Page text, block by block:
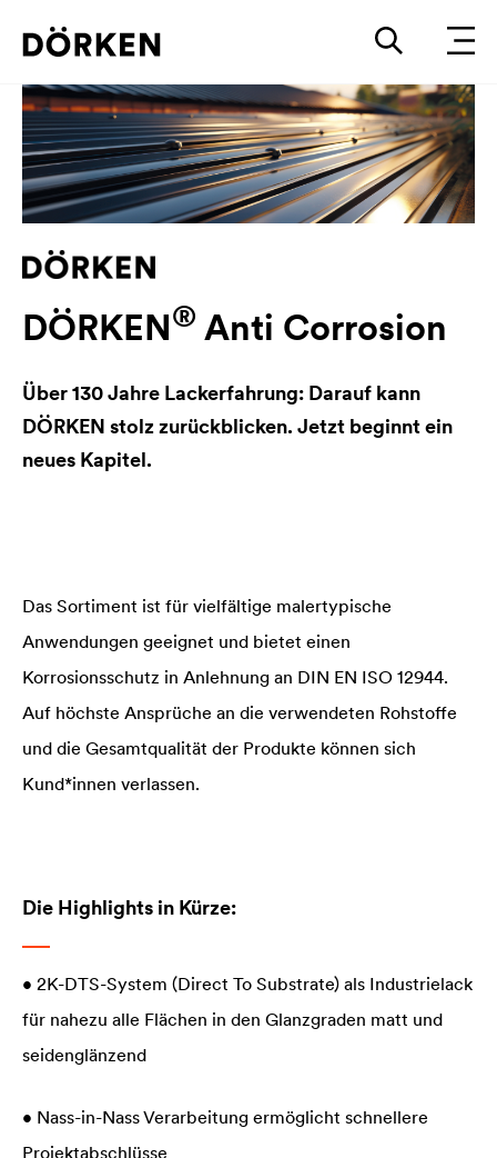
DÖRKEN® Anti Corrosion
Über 130 Jahre Lackerfahrung: Darauf kann
DÖRKEN stolz zurückblicken. Jetzt beginnt ein
neues Kapitel.
Das Sortiment ist für vielfältige malertypische
Anwendungen geeignet und bietet einen
Korrosionsschutz in Anlehnung an DIN EN ISO 12944.
Auf höchste Ansprüche an die verwendeten Rohstoffe
und die Gesamtqualität der Produkte können sich
Kund*innen verlassen.
Die Highlights in Kürze:
• 2K-DTS-System (Direct To Substrate) als Industrielack
für nahezu alle Flächen in den Glanzgraden matt und
seidenglänzend
• Nass-in-Nass Verarbeitung ermöglicht schnellere
Projektabschlüsse